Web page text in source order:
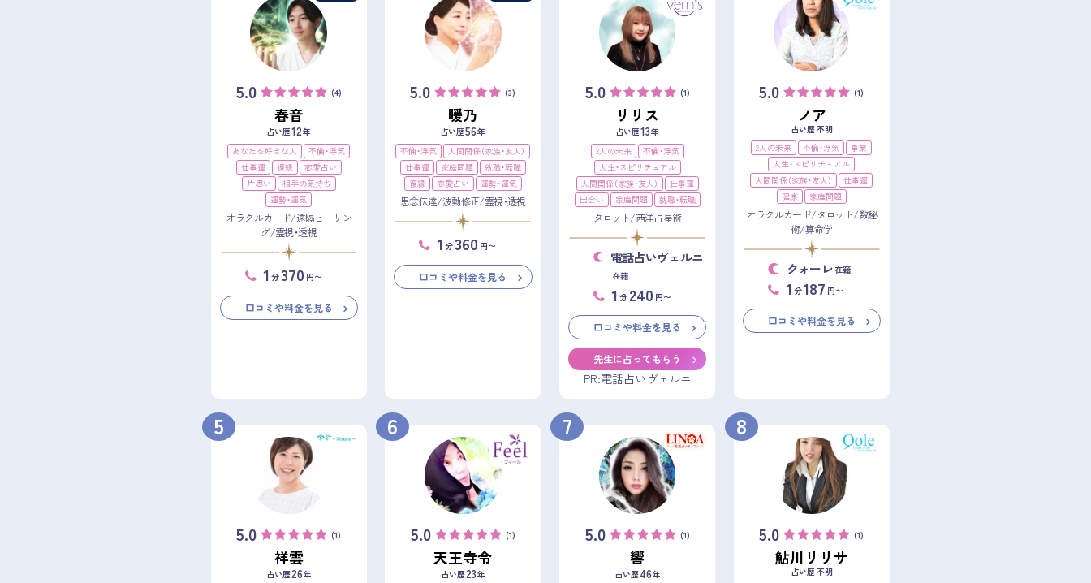
5.0 (4)
春音
占い歴12年
あなたを好きな人
不倫・浮気
仕事運
復縁
恋愛占い
片思い
相手の気持ち
運勢・運気
オラクルカード/遠隔ヒーリン
グ/霊視・透視
1 分370 円〜
口コミや料金を見る
5.0 (3)
暖乃
占い歴56年
不倫・浮気
人間関係（家族・友人）
仕事運
家庭問題
就職・転職
復縁
恋愛占い 運勢・運気
思念伝達/波動修正/霊視・透視
1 分360 円〜
口コミや料金を見る
5.0 (1)
リリス
占い歴13年
2人の未来
不倫・浮気
人生・スピリチュアル
人間関係（家族・友人）
仕事運
出会い
家庭問題 就職・転職
タロット/西洋占星術
電話占いヴェルニ
在籍
1 分 240 円〜
口コミや料金を見る
先生に占ってもらう
PR:電話占いヴェルニ
5.0 (1)
ノア
占い歴 不明
2人の未来
不倫・浮気
事業
人生・スピリチュアル
人間関係（家族・友人）
仕事運
健康
家庭問題
オラクルカード/タロット/数秘
術/算命学
クォーレ在籍
1 分187 円〜
口コミや料金を見る
5
5.0 (1)
祥雲
占い歴26年
6
5.0 (1)
天王寺令
占い歴23年
7
5.0 (1)
響
占い歴46年
8
5.0 (1)
鮎川リリサ
占い歴 不明